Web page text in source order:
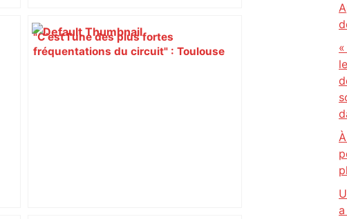
"C’est l’une des plus fortes
fréquentations du circuit" : Toulouse